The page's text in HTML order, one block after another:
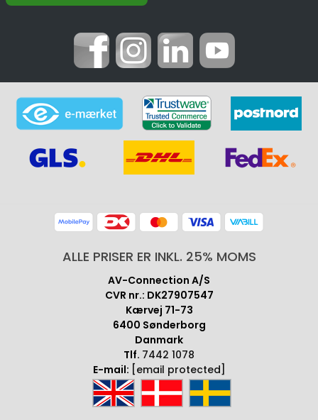
ALLE PRISER ER INKL. 25% MOMS
AV-Connection A/S
CVR nr.: DK27907547
Kærvej 71-73
6400 Sønderborg
Danmark
Tlf. 7442 1078
E-mail: [email protected]